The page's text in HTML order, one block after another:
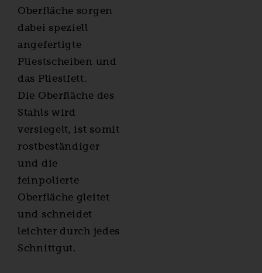
Oberfläche sorgen
dabei speziell
angefertigte
Pliestscheiben und
das Pliestfett.
Die Oberfläche des
Stahls wird
versiegelt, ist somit
rostbeständiger
und die
feinpolierte
Oberfläche gleitet
und schneidet
leichter durch jedes
Schnittgut.